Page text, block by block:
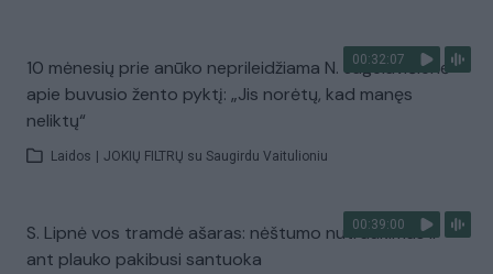
00:32:07
10 mėnesių prie anūko neprileidžiama N. Jagelavičienė –
apie buvusio žento pyktį: „Jis norėtų, kad manęs
neliktų“
Laidos | JOKIŲ FILTRŲ su Saugirdu Vaitulioniu
00:39:00
S. Lipnė vos tramdė ašaras: nėštumo nutraukimas ir
ant plauko pakibusi santuoka